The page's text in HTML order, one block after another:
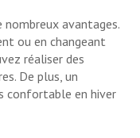
avantages.
ou en changeant
réaliser des
De plus, un
confortable en hiver